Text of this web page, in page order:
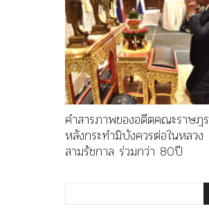
คำสารภาพของอดีตคณะราษฎร
หลังกระทำมิบังควรต่อในหลวง
สามรัชกาล ร่วมกว่า 80ปี